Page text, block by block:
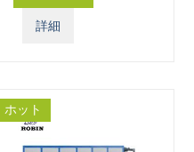
詳細
ホット